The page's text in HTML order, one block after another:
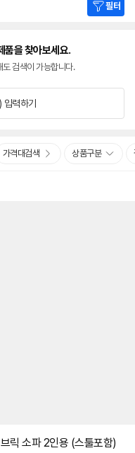
필터
품을 찾아보세요.
검색이 가능합니다.
입력하기
가격대검색 상품구분
릭 소파2인용 (스툴포함)